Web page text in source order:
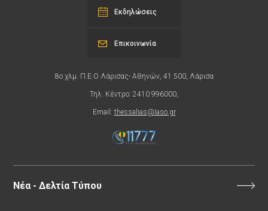
Εκδηλώσεις
8ο χλμ. Π.Ε.Ο Λάρισας- Αθηνών, 41 500, Λάρισα
Τηλ. Κέντρο: 2410 996000,
Email: thessalias@Iaso.gr
Επικοινωνία
Νέα - Δελτία Τύπου